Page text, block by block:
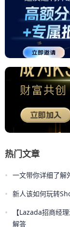
热门文章
• 一文带你详细了解
• 新人该如何玩转
•
【Lazada招商经
解答